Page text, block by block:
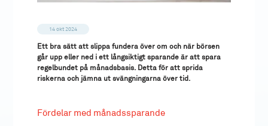
14 okt 2024
Ett bra sätt att slippa fundera över om och när börsen
går upp eller ned i ett långsiktigt sparande är att spara
regelbundet på månadsbasis. Detta för att sprida
riskerna och jämna ut svängningarna över tid.
Fördelar med månadssparande